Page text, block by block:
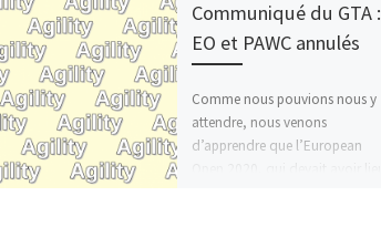
Communiqué du GTA :
EO et PAWC annulés
Comme nous pouvions nous y
attendre, nous venons
d’apprendre que l’European